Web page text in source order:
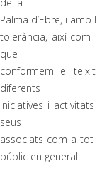
Palma d’Ebre, i
tolerància, així com
que
conformem el
diferents
iniciatives i
seus
associats com a tot
públic en general.